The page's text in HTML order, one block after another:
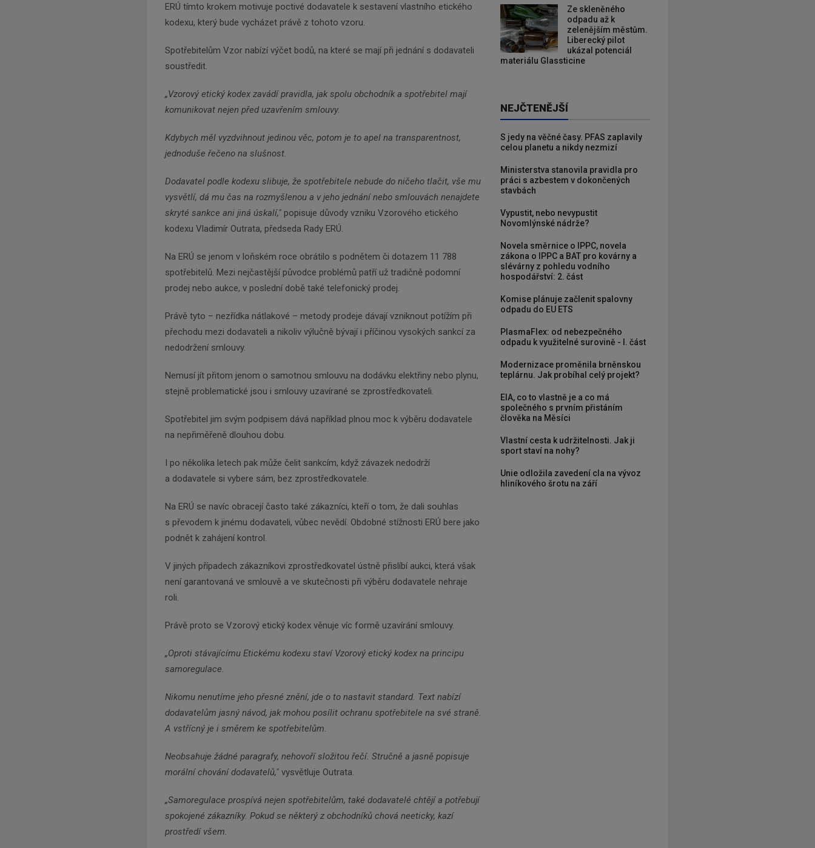
ERÚ tímto krokem motivuje poctivé dodavatele k sestavení vlastního etického
kodexu, který bude vycházet právě z tohoto vzoru.
Spotřebitelům Vzor nabízí výčet bodů, na které se mají při jednání s dodavateli
soustředit.
„Vzorový etický kodex zavádí pravidla, jak spolu obchodník a spotřebitel mají
komunikovat nejen před uzavřením smlouvy.
Kdybych měl vyzdvihnout jedinou věc, potom je to apel na transparentnost,
jednoduše řečeno na slušnost.
Dodavatel podle kodexu slibuje, že spotřebitele nebude do ničeho tlačit, vše mu
vysvětlí, dá mu čas na rozmyšlenou a v jeho jednání nebo smlouvách nenajdete
skryté sankce ani jiná úskalí," popisuje důvody vzniku Vzorového etického
kodexu Vladimír Outrata, předseda Rady ERÚ.
Na ERÚ se jenom v loňském roce obrátilo s podnětem či dotazem 11 788
spotřebitelů. Mezi nejčastější původce problémů patří už tradičně podomní
prodej nebo aukce, v poslední době také telefonický prodej.
Právě tyto – nezřídka nátlakové – metody prodeje dávají vzniknout potížím při
přechodu mezi dodavateli a nikoliv výlučně bývají i příčinou vysokých sankcí za
nedodržení smlouvy.
Nemusí jít přitom jenom o samotnou smlouvu na dodávku elektřiny nebo plynu,
stejně problematické jsou i smlouvy uzavírané se zprostředkovateli.
Spotřebitel jim svým podpisem dává například plnou moc k výběru dodavatele
na nepřiměřeně dlouhou dobu.
I po několika letech pak může čelit sankcím, když závazek nedodrží
a dodavatele si vybere sám, bez zprostředkovatele.
Na ERÚ se navíc obracejí často také zákazníci, kteří o tom, že dali souhlas
s převodem k jinému dodavateli, vůbec nevědí. Obdobné stížnosti ERÚ bere jako
podnět k zahájení kontrol.
V jiných případech zákazníkovi zprostředkovatel ústně přislíbí aukci, která však
není garantovaná ve smlouvě a ve skutečnosti při výběru dodavatele nehraje
roli.
Právě proto se Vzorový etický kodex věnuje víc formě uzavírání smlouvy.
„Oproti stávajícímu Etickému kodexu staví Vzorový etický kodex na principu
samoregulace.
Nikomu nenutíme jeho přesné znění, jde o to nastavit standard. Text nabízí
dodavatelům jasný návod, jak mohou posílit ochranu spotřebitele na své straně.
A vstřícný je i směrem ke spotřebitelům.
Neobsahuje žádné paragrafy, nehovoří složitou řečí. Stručně a jasně popisuje
morální chování dodavatelů," vysvětluje Outrata.
„Samoregulace prospívá nejen spotřebitelům, také dodavatelé chtějí a potřebují
spokojené zákazníky. Pokud se některý z obchodníků chová neeticky, kazí
prostředí všem.
Ze skleněného
odpadu až k
zelenějším městům.
Liberecký pilot
ukázal potenciál
materiálu Glassticine
NEJČTENĚJŠÍ
S jedy na věčné časy. PFAS zaplavily
celou planetu a nikdy nezmizí
Ministerstva stanovila pravidla pro
práci s azbestem v dokončených
stavbách
Vypustit, nebo nevypustit
Novomlýnské nádrže?
Novela směrnice o IPPC, novela
zákona o IPPC a BAT pro kovárny a
slévárny z pohledu vodního
hospodářství: 2. část
Komise plánuje začlenit spalovny
odpadu do EU ETS
PlasmaFlex: od nebezpečného
odpadu k využitelné surovině - I. část
Modernizace proměnila brněnskou
teplárnu. Jak probíhal celý projekt?
EIA, co to vlastně je a co má
společného s prvním přistáním
člověka na Měsíci
Vlastní cesta k udržitelnosti. Jak ji
sport staví na nohy?
Unie odložila zavedení cla na vývoz
hliníkového šrotu na září